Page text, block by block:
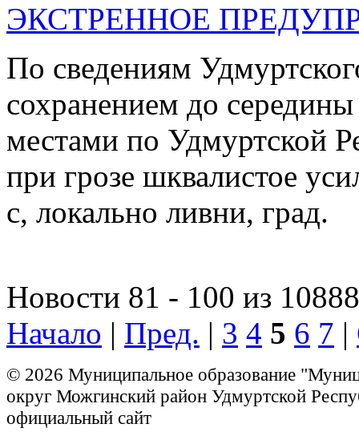
ЭКСТРЕННОЕ
По сведениям
сохранением до
местами по Удмуртской
при грозе шквалистое
с, локально ливни, град.
Новости 81 - 100 из 10888
Начало | Пред. | 3 4 5 6 7 |
© 2026 Муниципальное образование
округ Можгинский район Удмуртской
официальный сайт